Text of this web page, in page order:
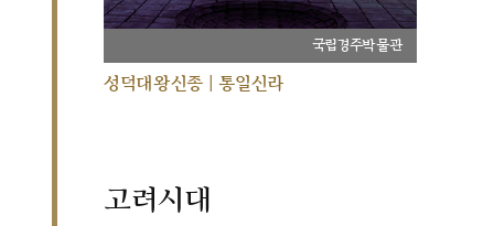
국립경주박물관
성덕대왕신종 | 통일신라
고려시대